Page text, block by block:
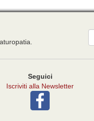
Seguici
Iscriviti alla Newsletter